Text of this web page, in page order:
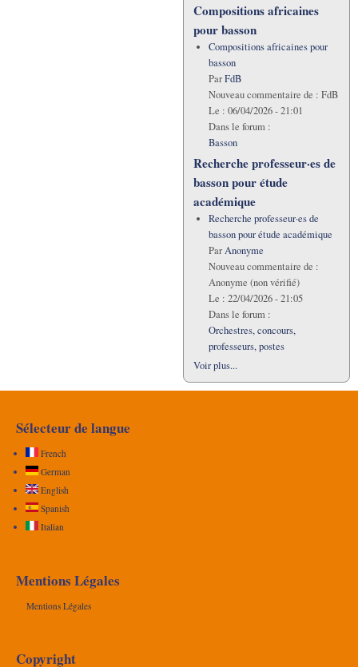
Compositions africaines
pour basson
Compositions africaines pour
basson
ParFdB
Nouveau commentaire de : FdB
Le : 06/04/2026 - 21:01
Dans le forum :
Basson
Recherche professeur·es de
basson pour étude
académique
Recherche professeur·es de
basson pour étude académique
ParAnonyme
Nouveau commentaire de :
Anonyme (non vérifié)
Le : 22/04/2026 - 21:05
Dans le forum :
Orchestres, concours,
professeurs, postes
Voir plus...
Sélecteur de langue
French
German
English
Spanish
Italian
Mentions Légales
Mentions Légales
Copyright